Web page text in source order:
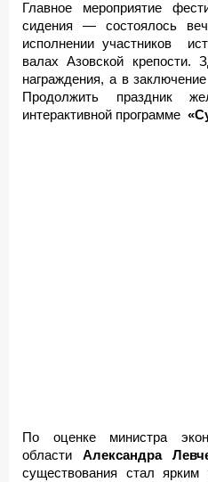
Главное мероприятие
сидения — состоялось
исполнении участников
валах Азовской крепости.
награждения, а в
Продолжить праздник
интерактивной программе
По оценке министра
области Александра
существования стал ярким